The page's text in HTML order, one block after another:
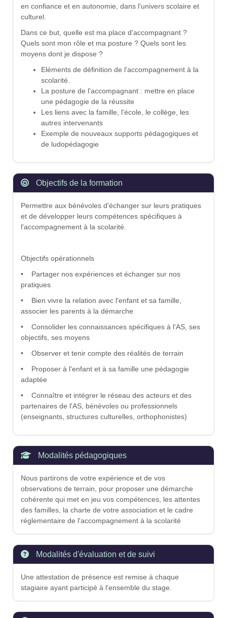
en confiance et en autonomie, dans l'univers scolaire et
culturel.
Dans ce but, quelle est ma place d'accompagnant ?
Quels sont mon rôle et ma posture ? Quels sont les
moyens dont je dispose ?
Eléments de définition de l'accompagnement à la
scolarité.
La posture de l'accompagnant : mettre en place
une pédagogie de la réussite
Les liens avec la famille, l'école, le collège, les
autres intervenants
Exemple de nouveaux supports pédagogiques et
de ludopédagogie
Objectifs de la formation
Permettre aux bénévoles d'échanger sur leurs pratiques
et de développer leurs compétences spécifiques à
l'accompagnement à la scolarité.
Objectifs opérationnels
• Partager nos expériences et échanger sur nos
pratiques
• Bien vivre la relation avec l'enfant et sa famille,
associer les parents à la démarche
• Consolider les connaissances spécifiques à l'AS, ses
objectifs, ses moyens
• Observer et tenir compte des réalités de terrain
• Proposer à l'enfant et à sa famille une pédagogie
adaptée
• Connaître et intégrer le réseau des acteurs et des
partenaires de l'AS, bénévoles ou professionnels
(enseignants, structures culturelles, orthophonistes)
Modalités pédagogiques
Nous partirons de votre expérience et de vos
observations de terrain, pour proposer une démarche
cohérente qui met en jeu vos compétences, les attentes
des familles, la charte de votre association et le cadre
réglementaire de l'accompagnement à la scolarité
Modalités d'évaluation et de suivi
Une attestation de présence est remise à chaque
stagiaire ayant participé à l'ensemble du stage.